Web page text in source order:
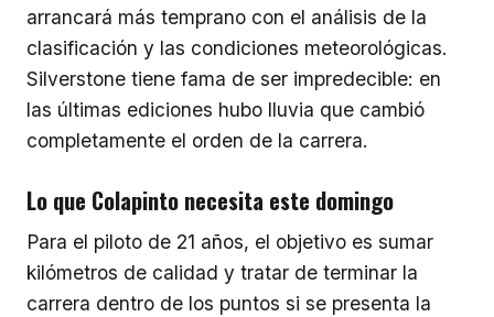
arrancará más temprano con el análisis de la
clasificación y las condiciones meteorológicas.
Silverstone tiene fama de ser impredecible: en
las últimas ediciones hubo lluvia que cambió
completamente el orden de la carrera.
Lo que Colapinto necesita este domingo
Para el piloto de 21 años, el objetivo es sumar
kilómetros de calidad y tratar de terminar la
carrera dentro de los puntos si se presenta la